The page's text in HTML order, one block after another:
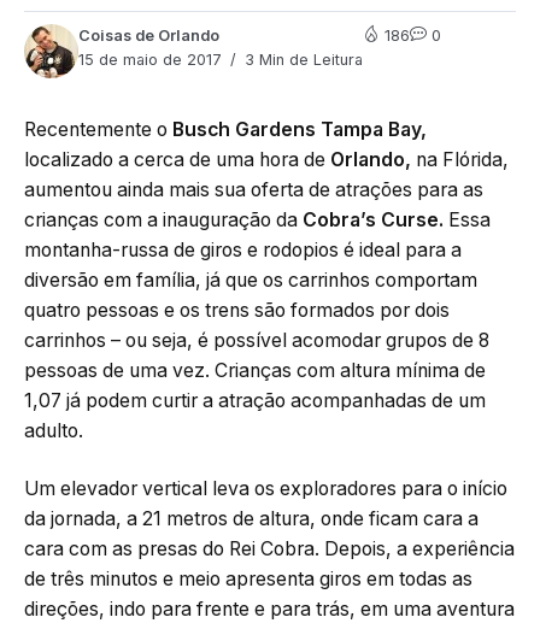
Coisas de Orlando
15 de maio de 2017
3 Min de Leitura
186 0
Recentemente o Busch Gardens Tampa Bay,
localizado a cerca de uma hora de Orlando, na Flórida,
aumentou ainda mais sua oferta de atrações para as
crianças com a inauguração da Cobra’s Curse. Essa
montanha-russa de giros e rodopios é ideal para a
diversão em família, já que os carrinhos comportam
quatro pessoas e os trens são formados por dois
carrinhos – ou seja, é possível acomodar grupos de 8
pessoas de uma vez. Crianças com altura mínima de
1,07 já podem curtir a atração acompanhadas de um
adulto.
Um elevador vertical leva os exploradores para o início
da jornada, a 21 metros de altura, onde ficam cara a
cara com as presas do Rei Cobra. Depois, a experiência
de três minutos e meio apresenta giros em todas as
direções, indo para frente e para trás, em uma aventura